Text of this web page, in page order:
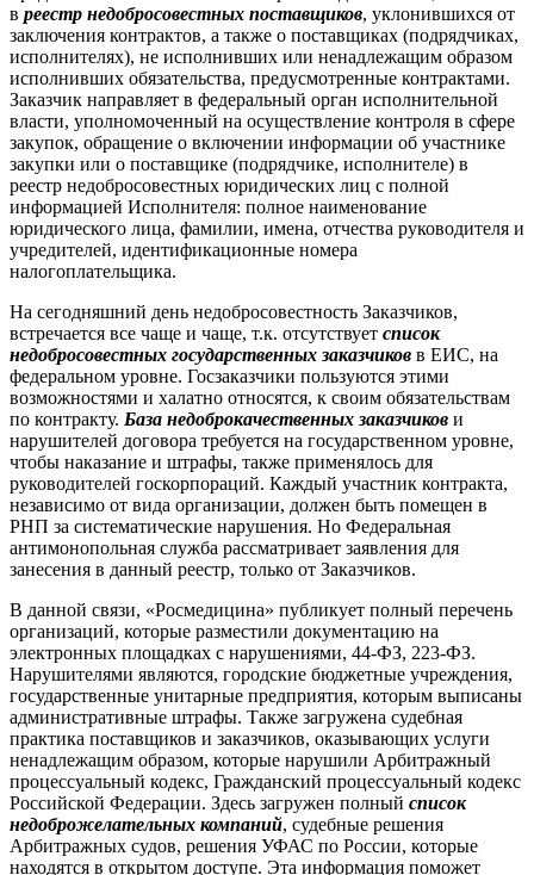
в реестр недобросовестных поставщиков, уклонившихся от
заключения контрактов, а также о поставщиках (подрядчиках,
исполнителях), не исполнивших или ненадлежащим образом
исполнивших обязательства, предусмотренные контрактами.
Заказчик направляет в федеральный орган исполнительной
власти, уполномоченный на осуществление контроля в сфере
закупок, обращение о включении информации об участнике
закупки или о поставщике (подрядчике, исполнителе) в
реестр недобросовестных юридических лиц с полной
информацией Исполнителя: полное наименование
юридического лица, фамилии, имена, отчества руководителя и
учредителей, идентификационные номера
налогоплательщика.
На сегодняшний день недобросовестность Заказчиков,
встречается все чаще и чаще, т.к. отсутствует список
недобросовестных государственных заказчиков в ЕИС, на
федеральном уровне. Госзаказчики пользуются этими
возможностями и халатно относятся, к своим обязательствам
по контракту. База недоброкачественных заказчиков и
нарушителей договора требуется на государственном уровне,
чтобы наказание и штрафы, также применялось для
руководителей госкорпораций. Каждый участник контракта,
независимо от вида организации, должен быть помещен в
РНП за систематические нарушения. Но Федеральная
антимонопольная служба рассматривает заявления для
занесения в данный реестр, только от Заказчиков.
В данной связи, «Росмедицина» публикует полный перечень
организаций, которые разместили документацию на
электронных площадках с нарушениями, 44-ФЗ, 223-ФЗ.
Нарушителями являются, городские бюджетные учреждения,
государственные унитарные предприятия, которым выписаны
административные штрафы. Также загружена судебная
практика поставщиков и заказчиков, оказывающих услуги
ненадлежащим образом, которые нарушили Арбитражный
процессуальный кодекс, Гражданский процессуальный кодекс
Российской Федерации. Здесь загружен полный список
недоброжелательных компаний, судебные решения
Арбитражных судов, решения УФАС по России, которые
находятся в открытом доступе. Эта информация поможет